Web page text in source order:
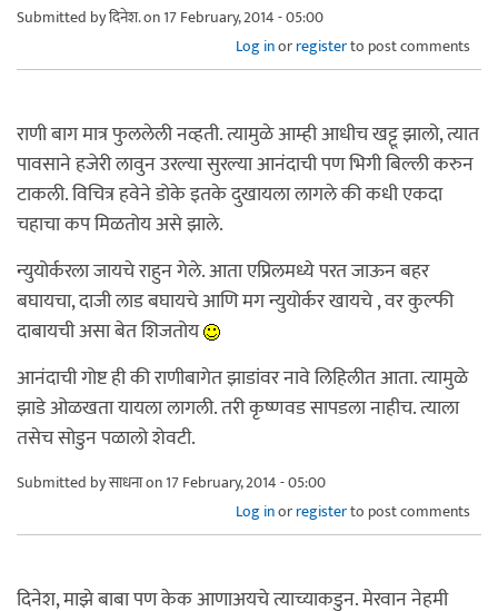
Submitted byदिनेश.on 17 February, 2014 - 05:00
Log inorregisterto post comments
राणी बाग मात्र फुललेली नव्हती. त्यामुळे आम्ही आधीच खट्टू झालो, त्यात
पावसाने हजेरी लावुन उरल्या सुरल्या आनंदाची पण भिगी बिल्ली करुन
टाकली. विचित्र हवेने डोके इतके दुखायला लागले की कधी एकदा
चहाचा कप मिळतोय असे झाले.
न्युयोर्करला जायचे राहुन गेले. आता एप्रिलमध्ये परत जाऊन बहर
बघायचा, दाजी लाड बघायचे आणि मग न्युयोर्कर खायचे , वर कुल्फी
दाबायची असा बेत शिजतोय
आनंदाची गोष्ट ही की राणीबागेत झाडांवर नावे लिहिलीत आता. त्यामुळे
झाडे ओळखता यायला लागली. तरी कृष्णवड सापडला नाहीच. त्याला
तसेच सोडुन पळालो शेवटी.
Submitted byसाधनाon 17 February, 2014 - 05:00
Log inorregisterto post comments
दिनेश, माझे बाबा पण केक आणाअयचे त्याच्याकडुन. मेरवान नेहमी